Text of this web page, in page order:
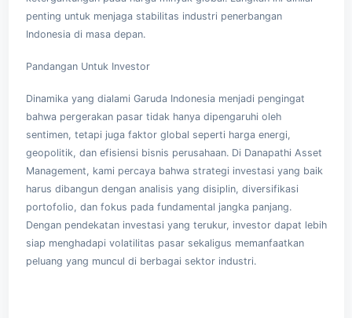
penting untuk menjaga stabilitas industri penerbangan
Indonesia di masa depan.
Pandangan Untuk Investor
Dinamika yang dialami Garuda Indonesia menjadi pengingat
bahwa pergerakan pasar tidak hanya dipengaruhi oleh
sentimen, tetapi juga faktor global seperti harga energi,
geopolitik, dan efisiensi bisnis perusahaan. Di Danapathi Asset
Management, kami percaya bahwa strategi investasi yang baik
harus dibangun dengan analisis yang disiplin, diversifikasi
portofolio, dan fokus pada fundamental jangka panjang.
Dengan pendekatan investasi yang terukur, investor dapat lebih
siap menghadapi volatilitas pasar sekaligus memanfaatkan
peluang yang muncul di berbagai sektor industri.